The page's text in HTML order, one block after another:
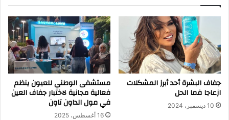
جفاف البشرة أحد أبرز المشكلات
ازعاجا فما الحل
10 ديسمبر، 2024
مستشفى الوطني للعيون ينظم
فعالية مجانية لاختبار جفاف العين
في مول الداون تاون
16 أغسطس، 2025